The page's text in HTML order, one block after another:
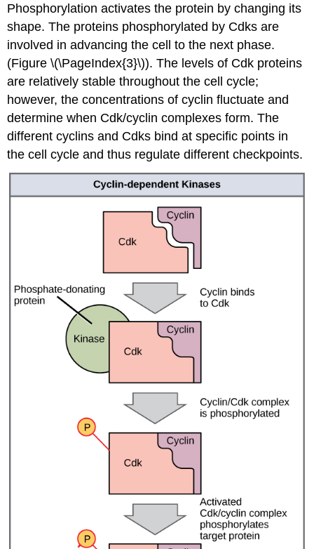
Phosphorylation activates the protein by changing its
shape. The proteins phosphorylated by Cdks are
involved in advancing the cell to the next phase.
(Figure\(\PageIndex{3}\)). The levels of Cdk proteins
are relatively stable throughout the cell cycle;
however, the concentrations of cyclin fluctuate and
determine when Cdk/cyclin complexes form. The
different cyclins and Cdks bind at specific points in
the cell cycle and thus regulate different checkpoints.